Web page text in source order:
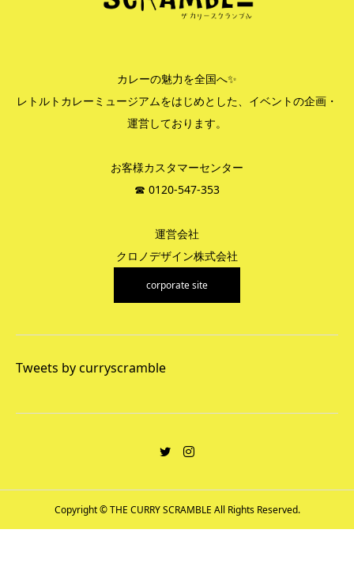
カレーの魅力を全国へ✨
レトルトカレーミュージアムをはじめとした、イベントの企画・
運営しております。
お客様カスタマーセンター
☎︎ 0120-547-353
運営会社
クロノデザイン株式会社
corporate site
Tweets by curryscramble
Copyright © THE CURRY SCRAMBLE All Rights Reserved.